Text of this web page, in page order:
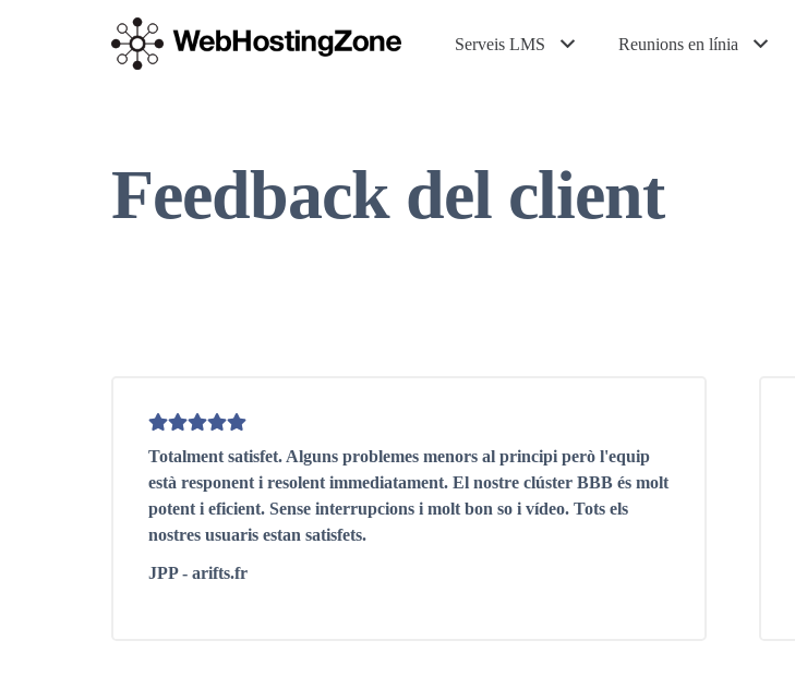
Serveis LMS Reunions en línia
Feedback del client
Totalment satisfet. Alguns problemes menors al principi però l'equip
està responent i resolent immediatament. El nostre clúster BBB és molt
potent i eficient. Sense interrupcions i molt bon so i vídeo. Tots els
nostres usuaris estan satisfets.
JPP - arifts.fr